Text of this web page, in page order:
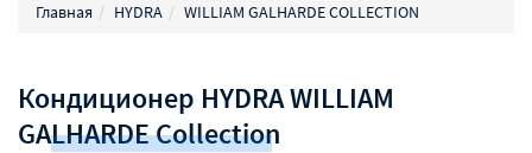
Главная HYDRA WILLIAM GALHARDE COLLECTION
Кондиционер HYDRA WILLIAM
GALHARDE Collection